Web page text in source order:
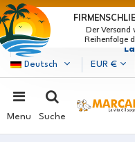
Marcapiuma|
Deutsch
EUR €
Menu Suche
Der Versand
Reihenfolge